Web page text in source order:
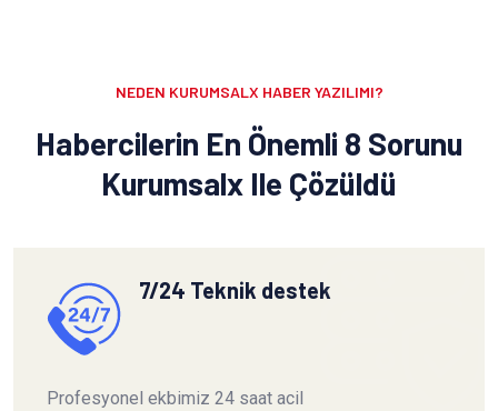
NEDEN KURUMSALX HABER YAZILIMI?
Habercilerin En Önemli 8 Sorunu
Kurumsalx Ile Çözüldü
7/24 Teknik destek
Profesyonel ekbimiz 24 saat acil